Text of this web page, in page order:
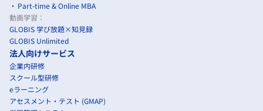
Part-time & Online MBA
動画学習：
GLOBIS 学び放題×知見録
GLOBIS Unlimited
法人向けサービス
企業内研修
スクール型研修
eラーニング
アセスメント・テスト (GMAP)